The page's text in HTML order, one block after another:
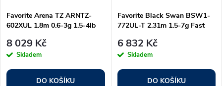
Favorite Arena TZ ARNTZ-
602XUL 1.8m 0.6-3g 1.5-4lb
8 029 Kč
Skladem
DO KOŠÍKU
Favorite Black Swan BSW1-
772UL-T 2.31m 1.5-7g Fast
6 832 Kč
Skladem
DO KOŠÍKU